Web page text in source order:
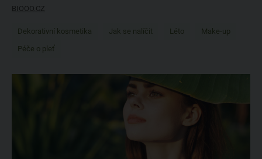
BIOOO.CZ
Dekorativní kosmetika Jak se nalíčit Léto
Make-up
Péče o pleť